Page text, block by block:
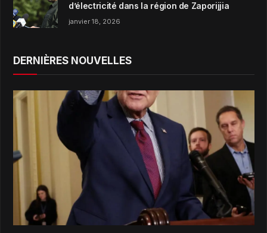
d’électricité dans la région de Zaporijjia
janvier 18, 2026
DERNIÈRES NOUVELLES